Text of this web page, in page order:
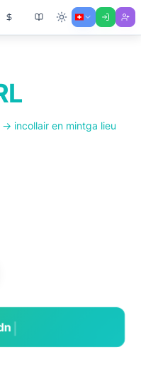
incollair en mintga lieu
demo/photo-to-